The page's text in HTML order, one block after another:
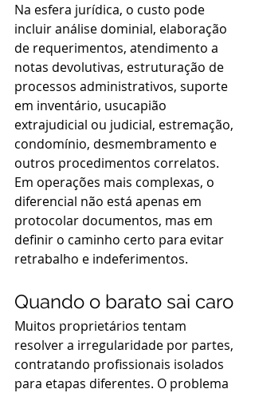
Na esfera jurídica, o custo pode
incluir análise dominial, elaboração
de requerimentos, atendimento a
notas devolutivas, estruturação de
processos administrativos, suporte
em inventário, usucapião
extrajudicial ou judicial, estremação,
condomínio, desmembramento e
outros procedimentos correlatos.
Em operações mais complexas, o
diferencial não está apenas em
protocolar documentos, mas em
definir o caminho certo para evitar
retrabalho e indeferimentos.
Quando o barato sai caro
Muitos proprietários tentam
resolver a irregularidade por partes,
contratando profissionais isolados
para etapas diferentes. O problema